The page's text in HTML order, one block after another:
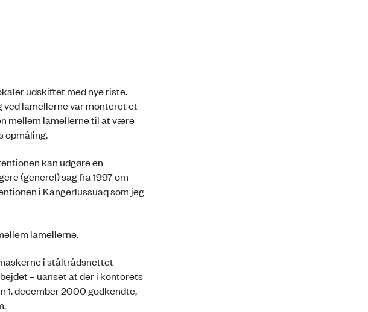
udskiftet med nye riste.
lamellerne var monteret et
mellem lamellerne til at være
opmåling.
kan udgøre en
(generel) sag fra 1997 om
i Kangerlussuaq som jeg
lamellerne.
i ståltrådsnettet
– uanset at der i kontorets
1. december 2000 godkendte,